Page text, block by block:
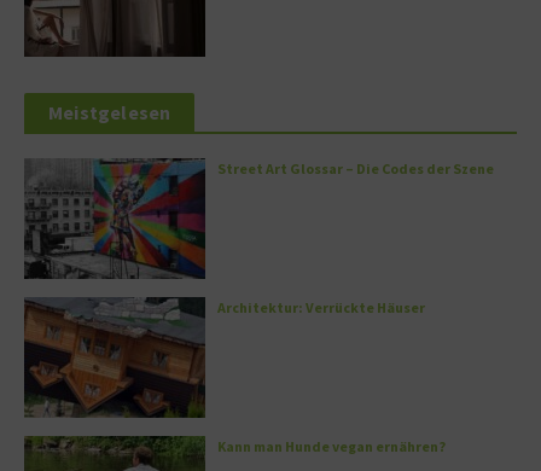
Meistgelesen
Street Art Glossar – Die Codes der Szene
Architektur: Verrückte Häuser
Kann man Hunde vegan ernähren?